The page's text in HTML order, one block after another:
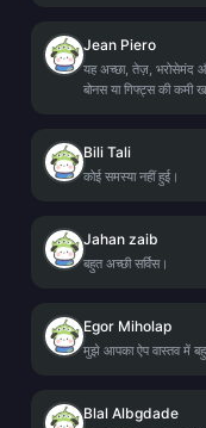
Jean Piero
यह अच्छा, तेज़, भरोसेमंद
बोनस या गिफ्ट्स की कमी
Bili Tali
कोई समस्या नहीं हुई।
Jahan zaib
बहुत अच्छी सर्विस।
Egor Miholap
मुझे आपका ऐप वास्तव में
Blal Albgdade